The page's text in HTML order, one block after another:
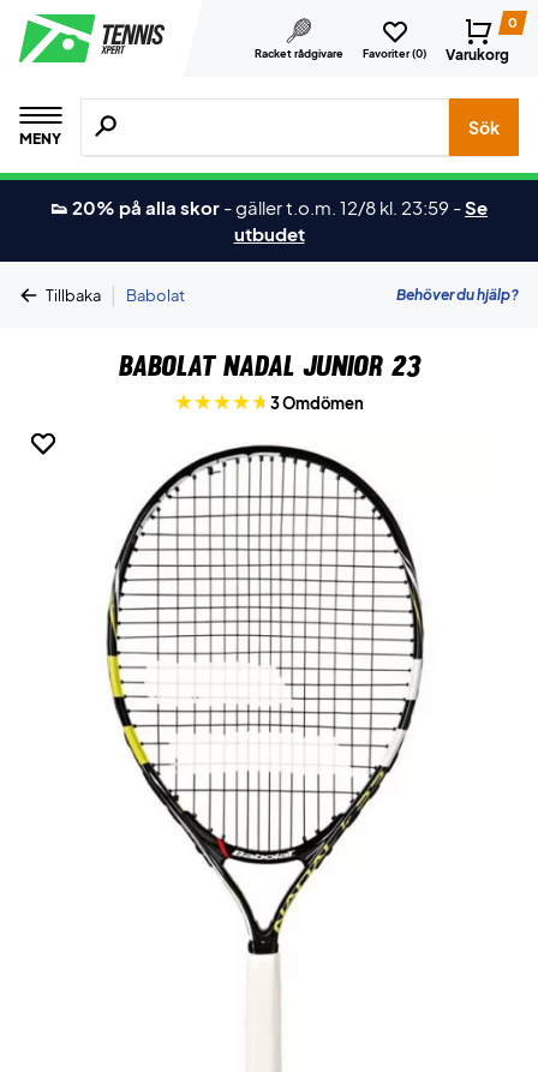
Racket rådgivare Favoriter (0)
0
Varukorg
MENY
Sök efter produkter, märken osv.
Sök
👟 20% på alla skor -gäller t.o.m. 12/8 kl. 23:59 -Se
utbudet
Tillbaka | Babolat Behöver du hjälp?
Babolat Nadal Junior 23
3 Omdömen